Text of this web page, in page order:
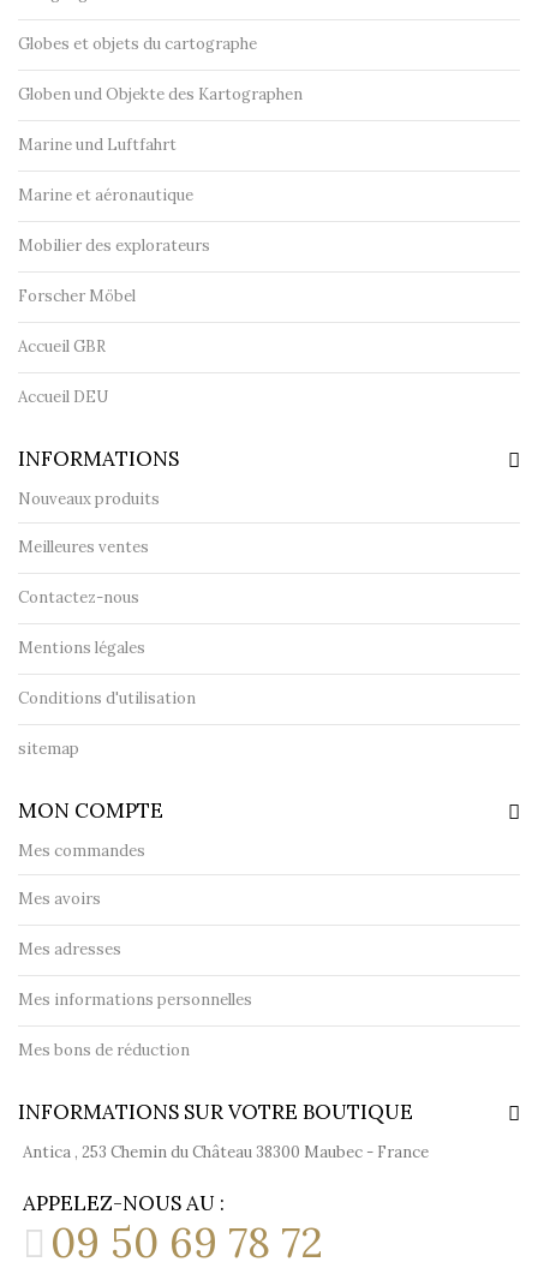
Globes et objets du cartographe
Globen und Objekte des Kartographen
Marine und Luftfahrt
Marine et aéronautique
Mobilier des explorateurs
Forscher Möbel
Accueil GBR
Accueil DEU
INFORMATIONS
Nouveaux produits
Meilleures ventes
Contactez-nous
Mentions légales
Conditions d'utilisation
sitemap
MON COMPTE
Mes commandes
Mes avoirs
Mes adresses
Mes informations personnelles
Mes bons de réduction
INFORMATIONS SUR VOTRE BOUTIQUE
Antica , 253 Chemin du Château 38300 Maubec - France
APPELEZ-NOUS AU :
09 50 69 78 72